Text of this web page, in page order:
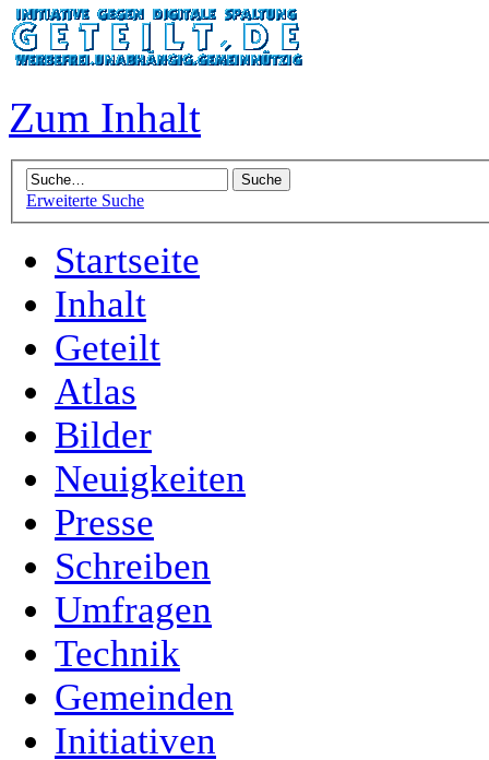
Zum Inhalt
Erweiterte Suche
Startseite
Inhalt
Geteilt
Atlas
Bilder
Neuigkeiten
Presse
Schreiben
Umfragen
Technik
Gemeinden
Initiativen